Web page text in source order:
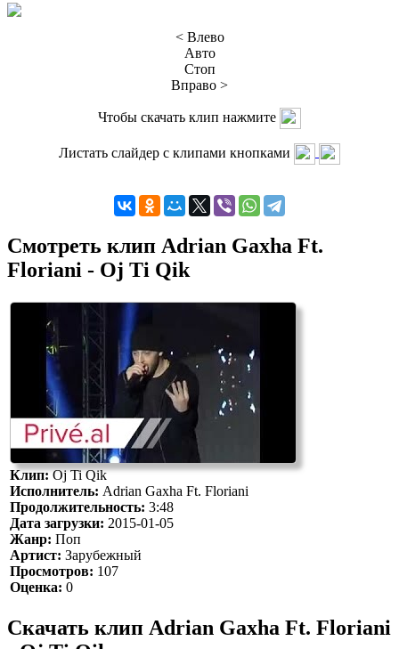
< Влево
Авто
Стоп
Вправо >
Чтобы скачать клип нажмите
Листать слайдер с клипами кнопками
Смотреть клип Adrian Gaxha Ft.
Floriani - Oj Ti Qik
Клип:Oj Ti Qik
Исполнитель: Adrian Gaxha Ft. Floriani
Продолжительность: 3:48
Дата загрузки: 2015-01-05
Жанр: Поп
Артист: Зарубежный
Просмотров: 107
Оценка: 0
Скачать клип Adrian Gaxha Ft. Floriani